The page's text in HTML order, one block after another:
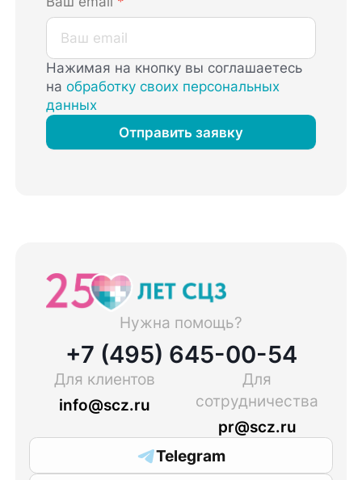
Нажимая на кнопку вы соглашаетесь
наобработку своих персональных
данных
Отправить заявку
Нужна помощь?
+7 (495) 645-00-54
Для клиентов
info@scz.ru
Для
сотрудничества
pr@scz.ru
Telegram